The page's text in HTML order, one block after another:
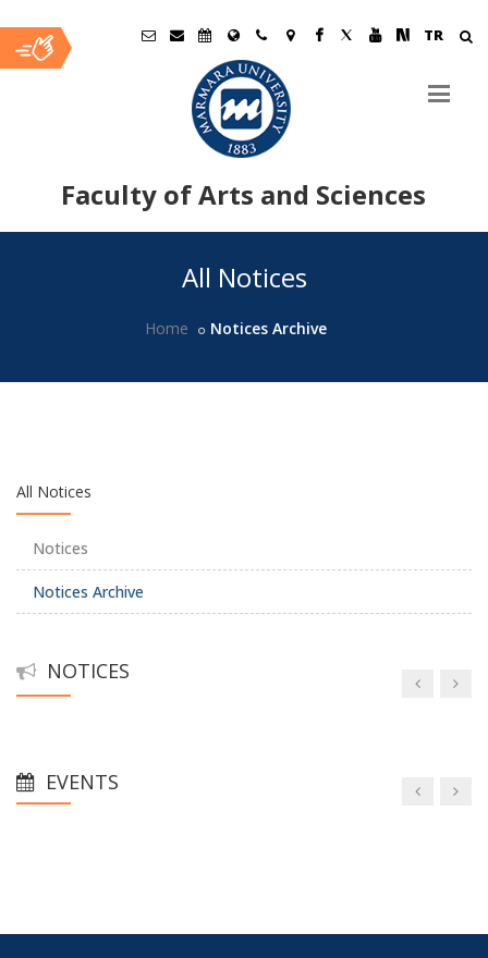
TR
Faculty of Arts and Sciences
All Notices
Home Notices Archive
All Notices
Notices
Notices Archive
NOTICES
EVENTS